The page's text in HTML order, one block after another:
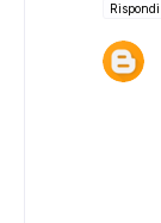
Rispondi